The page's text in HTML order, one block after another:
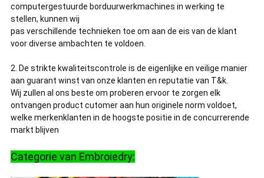
computergestuurde borduurwerkmachines in werking te
stellen, kunnen wij
pas verschillende technieken toe om aan de eis van de klant
voor diverse ambachten te voldoen.
2. De strikte kwaliteitscontrole is de eigenlijke en veilige manier
aan guarant winst van onze klanten en reputatie van T&k.
Wij zullen al ons beste om proberen ervoor te zorgen elk
ontvangen product cutomer aan hun originele norm voldoet,
welke merkenklanten in de hoogste positie in de concurrerende
markt blijven
Categorie van Embroiedry: